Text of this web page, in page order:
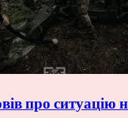
про ситуацію